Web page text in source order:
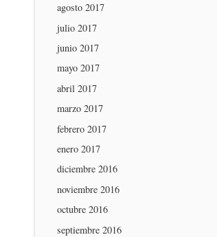
agosto 2017
julio 2017
junio 2017
mayo 2017
abril 2017
marzo 2017
febrero 2017
enero 2017
diciembre 2016
noviembre 2016
octubre 2016
septiembre 2016